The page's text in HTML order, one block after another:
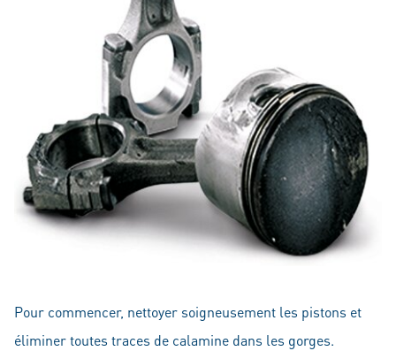
Pour commencer, nettoyer soigneusement les pistons et
éliminer toutes traces de calamine dans les gorges.